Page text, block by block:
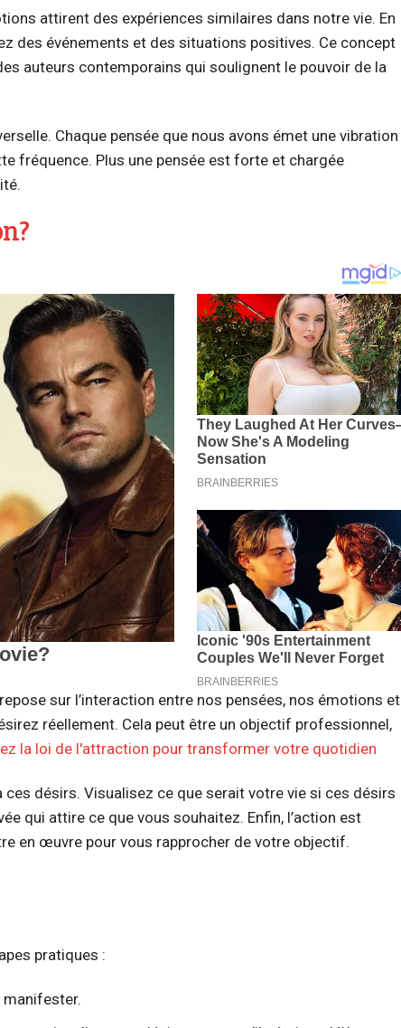
attirent des expériences similaires dans notre vie. En
des événements et des situations positives. Ce concept
auteurs contemporains qui soulignent le pouvoir de la
Chaque pensée que nous avons émet une vibration
fréquence. Plus une pensée est forte et chargée
sur l’interaction entre nos pensées, nos émotions et
réellement. Cela peut être un objectif professionnel,
la loi de l'attraction pour transformer votre quotidien
désirs. Visualisez ce que serait votre vie si ces désirs
qui attire ce que vous souhaitez. Enfin, l’action est
en œuvre pour vous rapprocher de votre objectif.
pratiques :